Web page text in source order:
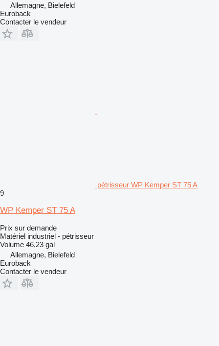
Allemagne, Bielefeld
Euroback
Contacter le vendeur
pétrisseur WP Kemper ST 75 A
9
WP Kemper ST 75 A
Prix sur demande
Matériel industriel - pétrisseur
Volume 46,23 gal
Allemagne, Bielefeld
Euroback
Contacter le vendeur